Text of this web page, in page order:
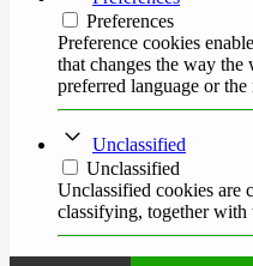
Preferences
Preference cookies
that changes the way
preferred language or
Unclassified
Unclassified
Unclassified cookies are
classifying, together